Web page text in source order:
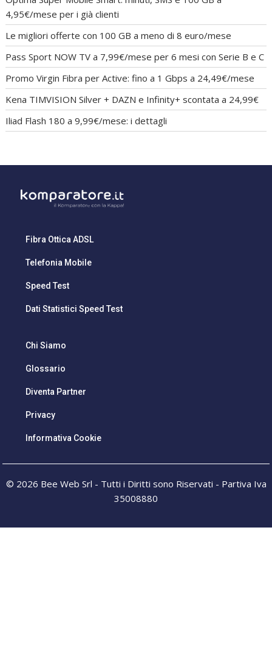
4,95€/mese per i già clienti
Le migliori offerte con 100 GB a meno di 8 euro/mese
Pass Sport NOW TV a 7,99€/mese per 6 mesi con Serie B e C
Promo Virgin Fibra per Active: fino a 1 Gbps a 24,49€/mese
Kena TIMVISION Silver + DAZN e Infinity+ scontata a 24,99€
Iliad Flash 180 a 9,99€/mese: i dettagli
Fibra Ottica ADSL
Telefonia Mobile
Speed Test
Dati Statistici Speed Test
Chi Siamo
Glossario
Diventa Partner
Privacy
Informativa Cookie
© 2026 Bee Web Srl - Tutti i Diritti sono Riservati - Partiva Iva
35008880